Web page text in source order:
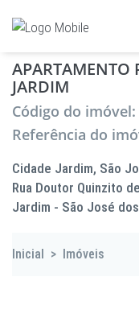
APARTAMENTO
JARDIM
Código do imóvel:
Referência do
Cidade Jardim, São
Rua Doutor Quinzito
Jardim - São José
Inicial > Imóveis